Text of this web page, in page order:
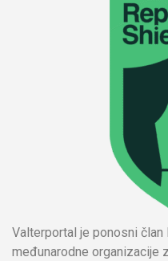
Valterportal je ponosni član
međunarodne organizacije